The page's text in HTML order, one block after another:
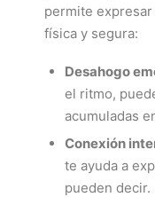
permite
física y segura:
Desahogo
el ritmo,
acumuladas
Conexión
te ayuda a
pueden decir.